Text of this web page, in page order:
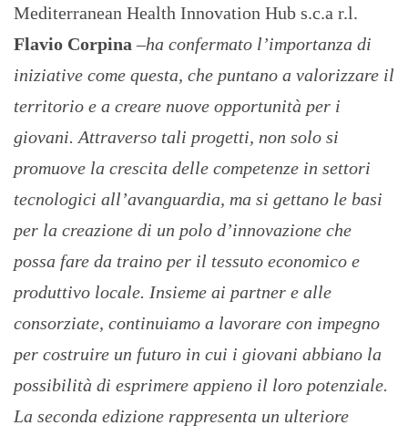
Mediterranean Health Innovation Hub s.c.a r.l.
Flavio Corpina–ha confermato l’importanza di
iniziative come questa, che puntano a valorizzare il
territorio e a creare nuove opportunità per i
giovani. Attraverso tali progetti, non solo si
promuove la crescita delle competenze in settori
tecnologici all’avanguardia, ma si gettano le basi
per la creazione di un polo d’innovazione che
possa fare da traino per il tessuto economico e
produttivo locale. Insieme ai partner e alle
consorziate, continuiamo a lavorare con impegno
per costruire un futuro in cui i giovani abbiano la
possibilità di esprimere appieno il loro potenziale.
La seconda edizione rappresenta un ulteriore